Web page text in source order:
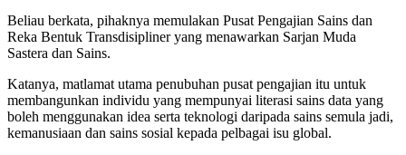
Beliau berkata, pihaknya memulakan Pusat Pengajian Sains dan
Reka Bentuk Transdisipliner yang menawarkan Sarjan Muda
Sastera dan Sains.
Katanya, matlamat utama penubuhan pusat pengajian itu untuk
membangunkan individu yang mempunyai literasi sains data yang
boleh menggunakan idea serta teknologi daripada sains semula jadi,
kemanusiaan dan sains sosial kepada pelbagai isu global.